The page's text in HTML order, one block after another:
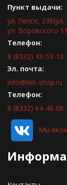
Пункт выдачи:
ул. Лепсе,
ул. Воровского
Телефон:
8 (8332) 43-53-10
Эл. почта:
info@kkk-shop.ru
Телефон:
8 (8332) 64-48-06
Мы